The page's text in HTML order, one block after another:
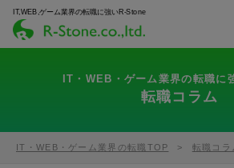
IT,WEB,ゲーム業界の転職に強いR-Stone
IT・WEB・ゲーム業界の転職に
転職コラム
IT・WEB・ゲーム業界の転職TOP 転職コラ